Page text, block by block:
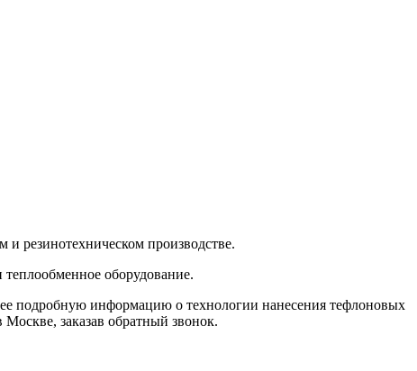
резинотехническом производстве.
оборудование.
подробную информацию о технологии нанесения тефлоновых
заказав обратный звонок.